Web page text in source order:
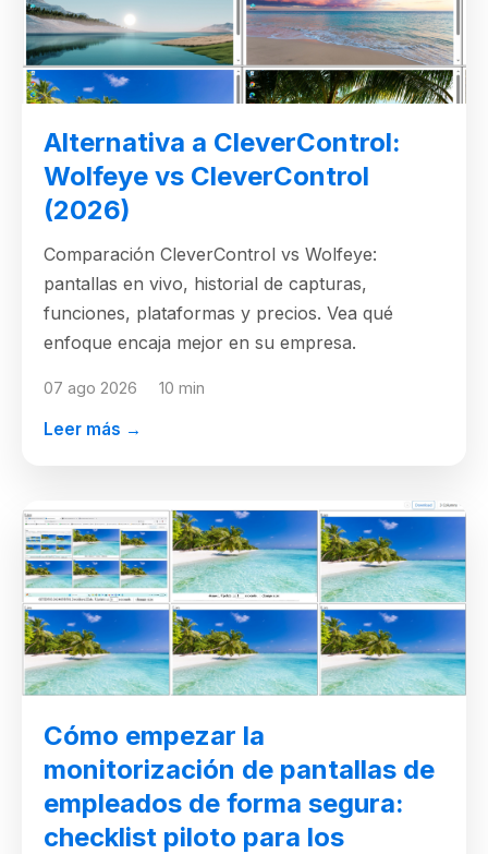
Alternativa a CleverControl:
Wolfeye vs CleverControl
(2026)
Comparación CleverControl vs Wolfeye:
pantallas en vivo, historial de capturas,
funciones, plataformas y precios. Vea qué
enfoque encaja mejor en su empresa.
07 ago 2026 10 min
Leer más →
Cómo empezar la
monitorización de pantallas de
empleados de forma segura:
checklist piloto para los